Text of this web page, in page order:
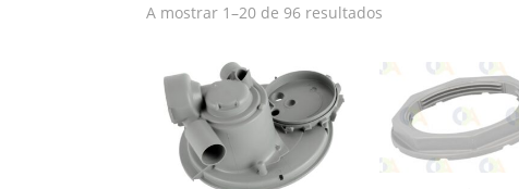
A mostrar 1–20 de 96 resultados